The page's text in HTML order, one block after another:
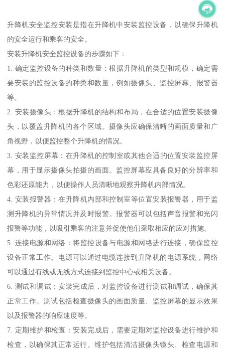
升降机安全监控安装是指在升降机中安装监控设备，以确保升降机
的安全运行和乘客的安全。
安装升降机安全监控设备的步骤如下：
1. 确定监控设备的种类和数量：根据升降机的类型和规模，确定需
要安装的监控设备的种类和数量，例如摄像头、监控屏幕、报警器
等。
2. 安装摄像头：根据升降机的结构和布局，在合适的位置安装摄像
头，以覆盖升降机的各个区域。摄像头应确保清晰的画面质量和广
角视野，以便监控整个升降机的情况。
3. 安装监控屏幕：在升降机的控制室或其他合适的位置安装监控屏
幕，用于显示摄像头拍摄的画面。监控屏幕应具备良好的分辨率和
色彩还原能力，以便操作人员清晰地观察升降机内部情况。
4. 安装报警器：在升降机内部和控制室等位置安装报警器，用于监
测升降机的异常情况并及时报警。报警器可以包括声音报警和光闪
报警等功能，以吸引乘客的注意并促使他们采取相应的应对措施。
5. 连接电源和网络：将监控设备与电源和网络进行连接，确保监控
设备正常工作。电源可以通过电缆连接到升降机的电源系统，网络
可以通过有线或无线方式连接到监控中心或相关设备。
6. 测试和调试：安装完成后，对监控设备进行测试和调试，确保其
正常工作。测试包括检查摄像头的画面质量、监控屏幕的显示效果
以及报警器的响应速度等。
7. 定期维护和检查：安装完成后，需要定期对监控设备进行维护和
检查，以确保其正常运行。维护包括清洁摄像头镜头、检查电源和